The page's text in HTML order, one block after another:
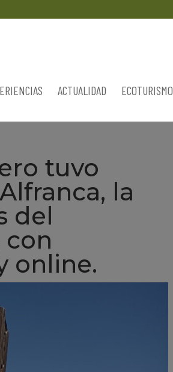
ACTUALIDAD ECOTURISMO
tuvo
la
del
online.